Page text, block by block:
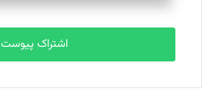
تحریریه
بابک نقاش
تحریریه
اشتراک پیوست